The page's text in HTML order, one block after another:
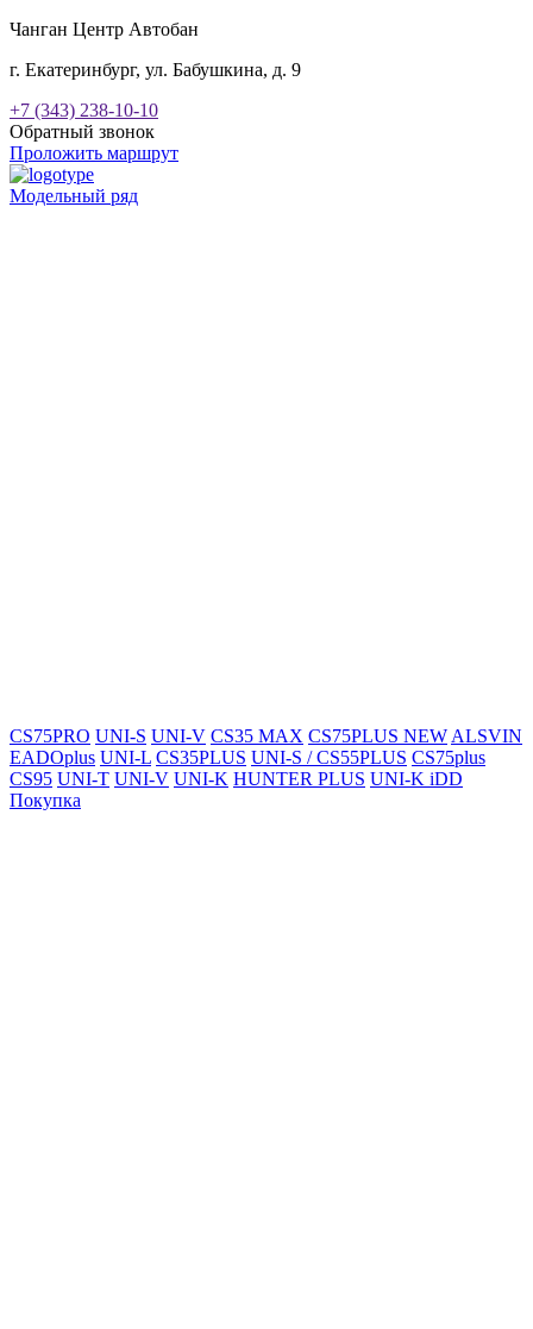
Чанган Центр Автобан
г. Екатеринбург, ул. Бабушкина, д. 9
+7 (343) 238-10-10
Обратный звонок
Проложить маршрут
Модельный ряд
CS75PRO UNI-S UNI-V CS35 MAX CS75PLUS NEW ALSVIN
EADOplus UNI-L CS35PLUS UNI-S / CS55PLUS CS75plus
CS95 UNI-T UNI-V UNI-K HUNTER PLUS UNI-K iDD
Покупка